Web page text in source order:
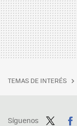
TEMAS DE INTERÉS
Síguenos